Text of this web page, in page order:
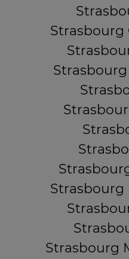
Strasbourg
Strasbourg
Strasbourg